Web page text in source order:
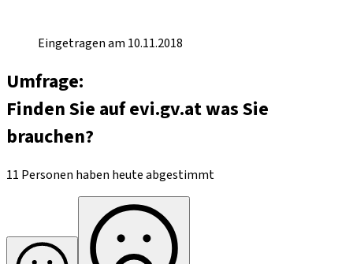
Eingetragen am 10.11.2018
Umfrage:
Finden Sie auf evi.gv.at was Sie
brauchen?
11 Personen haben heute abgestimmt